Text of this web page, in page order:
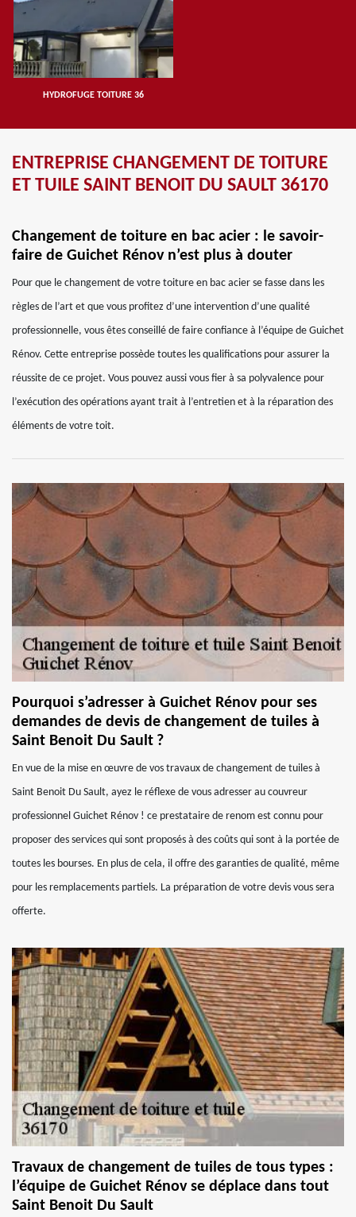
HYDROFUGE TOITURE 36
ENTREPRISE CHANGEMENT DE TOITURE
ET TUILE SAINT BENOIT DU SAULT 36170
Changement de toiture en bac acier : le savoir-
faire de Guichet Rénov n’est plus à douter
Pour que le changement de votre toiture en bac acier se fasse dans les
règles de l’art et que vous profitez d’une intervention d’une qualité
professionnelle, vous êtes conseillé de faire confiance à l’équipe de Guichet
Rénov. Cette entreprise possède toutes les qualifications pour assurer la
réussite de ce projet. Vous pouvez aussi vous fier à sa polyvalence pour
l’exécution des opérations ayant trait à l’entretien et à la réparation des
éléments de votre toit.
Pourquoi s’adresser à Guichet Rénov pour ses
demandes de devis de changement de tuiles à
Saint Benoit Du Sault ?
En vue de la mise en œuvre de vos travaux de changement de tuiles à
Saint Benoit Du Sault, ayez le réflexe de vous adresser au couvreur
professionnel Guichet Rénov ! ce prestataire de renom est connu pour
proposer des services qui sont proposés à des coûts qui sont à la portée de
toutes les bourses. En plus de cela, il offre des garanties de qualité, même
pour les remplacements partiels. La préparation de votre devis vous sera
offerte.
Travaux de changement de tuiles de tous types :
l’équipe de Guichet Rénov se déplace dans tout
Saint Benoit Du Sault